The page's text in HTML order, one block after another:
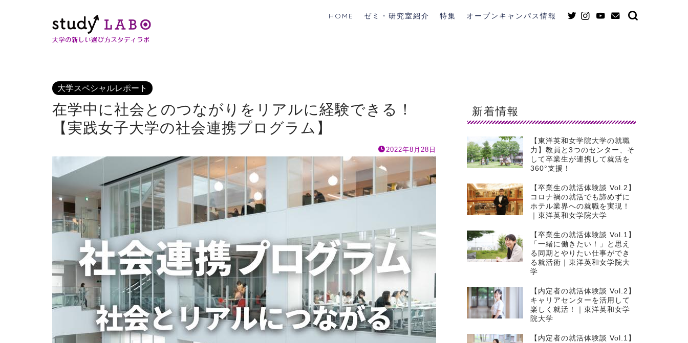
HOME ゼミ・研究室紹介 特集 オープンキャンパス情報
大学スペシャルレポート
在学中に社会とのつながりをリアルに経験できる！
【実践女子大学の社会連携プログラム】
2022年8月28日
新着情報
【東洋英和女学院大学の就職
力】教員と3つのセンター、そ
して卒業生が連携して就活を
360°支援！
【卒業生の就活体験談 Vol.2】
コロナ禍の就活でも諦めずに
ホテル業界への就職を実現！
｜東洋英和女学院大学
【卒業生の就活体験談 Vol.1】
「一緒に働きたい！」と思え
る同期とやりたい仕事ができ
る就活術｜東洋英和女学院大
学
【内定者の就活体験談 Vol.2】
キャリアセンターを活用して
楽しく就活！｜東洋英和女学
院大学
【内定者の就活体験談 Vol.1】